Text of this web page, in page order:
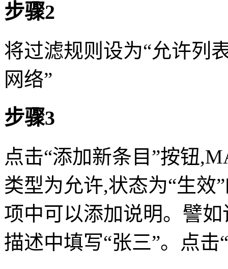
步骤2
将过滤规则设为“允许列
网络”
步骤3
点击“添加新条目”按钮
类型为允许,状态为“生效
项中可以添加说明。譬
描述中填写“张三”。点击